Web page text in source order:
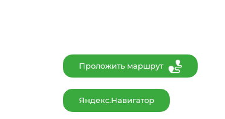
Проложить маршрут
Яндекс.Навигатор